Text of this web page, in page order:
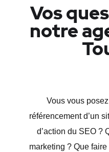
Vos
notre
Vous vous
référencement d’un
d’action du SEO ?
marketing ? Que